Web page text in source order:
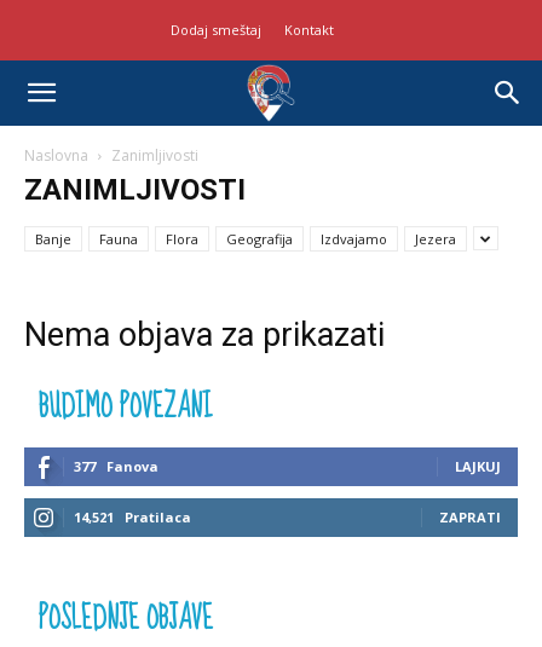
Dodaj smeštaj Kontakt
Naslovna Zanimljivosti
ZANIMLJIVOSTI
Banje Fauna Flora Geografija Izdvajamo Jezera
Nema objava za prikazati
BUDIMO POVEZANI
377 Fanova LAJKUJ
14,521 Pratilaca ZAPRATI
POSLEDNJE OBJAVE